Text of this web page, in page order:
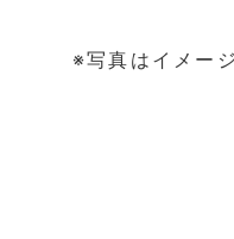
※写真はイメー